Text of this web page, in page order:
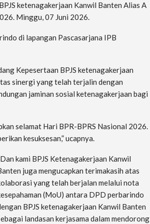
ketenagakerjaan Kanwil Banten Alias A
Minggu, 07 Juni 2026.
di lapangan Pascasarjana IPB
Kepesertaan BPJS ketenagakerjaan
sinergi yang telah terjalin dengan
jaminan sosial ketenagakerjaan bagi
selamat Hari BPR-BPRS Nasional 2026.
kesuksesan,” ucapnya.
kami BPJS Ketenagakerjaan Kanwil
juga mengucapkan terimakasih atas
yang telah berjalan melalui nota
(MoU) antara DPD perbarindo
BPJS ketenagakerjaan Kanwil Banten
landasan kerjasama dalam mendorong